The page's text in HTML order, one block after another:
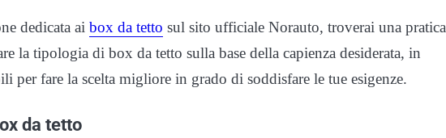
dedicata ai box da tetto sul sito ufficiale Norauto, troverai una pratica
la tipologia di box da tetto sulla base della capienza desiderata, in
fare la scelta migliore in grado di soddisfare le tue esigenze.
da tetto